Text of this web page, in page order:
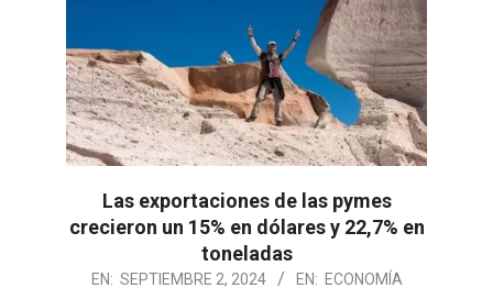
Las exportaciones de las pymes
crecieron un 15% en dólares y 22,7% en
toneladas
2024-
EN: SEPTIEMBRE 2, 2024 EN: ECONOMÍA